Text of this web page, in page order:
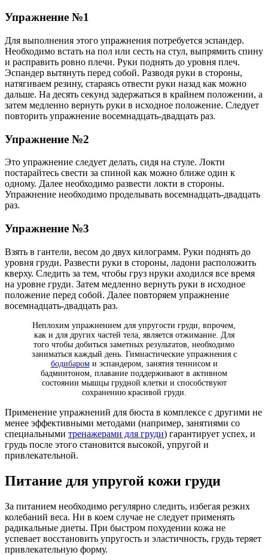
Упражнение №1
Для выполнения этого упражнения потребуется эспандер.
Необходимо встать на пол или сесть на стул, выпрямить спину
и расправить ровно плечи. Руки поднять до уровня плеч.
Эспандер вытянуть перед собой. Разводя руки в стороны,
натягиваем резину, стараясь отвести руки назад как можно
дальше. На десять секунд задержаться в крайнем положении, а
затем медленно вернуть руки в исходное положение. Следует
повторить упражнение восемнадцать-двадцать раз.
Упражнение №2
Это упражнение следует делать, сидя на стуле. Локти
постарайтесь свести за спиной как можно ближе один к
одному. Далее необходимо развести локти в стороны.
Упражнение необходимо проделывать восемнадцать-двадцать
раз.
Упражнение №3
Взять в гантели, весом до двух килограмм. Руки поднять до
уровня груди. Развести руки в стороны, ладони расположить
кверху. Следить за тем, чтобы груз нруки аходился все время
на уровне груди. Затем медленно вернуть руки в исходное
положение перед собой. Далее повторяем упражнение
восемнадцать-двадцать раз.
Неплохим упражнением для упругости груди, впрочем,
как и для других частей тела, является отжимание. Для
того чтобы добиться заметных результатов, необходимо
заниматься каждый день. Гимнастические упражнения с
бодибароми эспандером, занятия теннисом и
бадминтоном, плавание поддерживают в активном
состоянии мышцы грудной клетки и способствуют
сохранению красивой груди.
Применение упражнений для бюста в комплексе с другими не
менее эффективными методами (например, занятиями со
специальными тренажерами для груди) гарантирует успех, и
грудь после этого становится высокой, упругой и
привлекательной.
Питание для упругой кожи груди
За питанием необходимо регулярно следить, избегая резких
колебаний веса. Ни в коем случае не следует применять
радикальные диеты. При быстром похудении кожа не
успевает восстановить упругость и эластичность, грудь теряет
привлекательную форму.